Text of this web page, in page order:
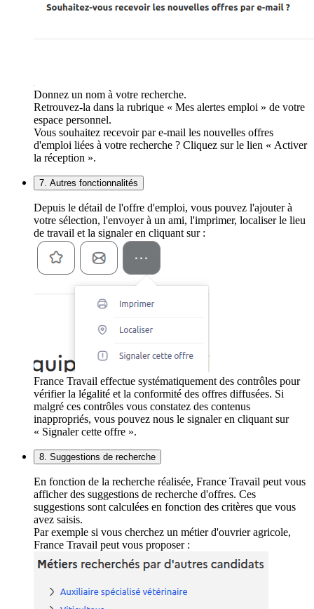
Donnez un nom à votre recherche.
Retrouvez-la dans la rubrique « Mes alertes emploi » de votre
espace personnel.
Vous souhaitez recevoir par e-mail les nouvelles offres
d'emploi liées à votre recherche ? Cliquez sur le lien « Activer
la réception ».
7. Autres fonctionnalités
Depuis le détail de l'offre d'emploi, vous pouvez l'ajouter à
votre sélection, l'envoyer à un ami, l'imprimer, localiser le lieu
de travail et la signaler en cliquant sur :
France Travail effectue systématiquement des contrôles pour
vérifier la légalité et la conformité des offres diffusées. Si
malgré ces contrôles vous constatez des contenus
inappropriés, vous pouvez nous le signaler en cliquant sur
« Signaler cette offre ».
8. Suggestions de recherche
En fonction de la recherche réalisée, France Travail peut vous
afficher des suggestions de recherche d'offres. Ces
suggestions sont calculées en fonction des critères que vous
avez saisis.
Par exemple si vous cherchez un métier d'ouvrier agricole,
France Travail peut vous proposer :